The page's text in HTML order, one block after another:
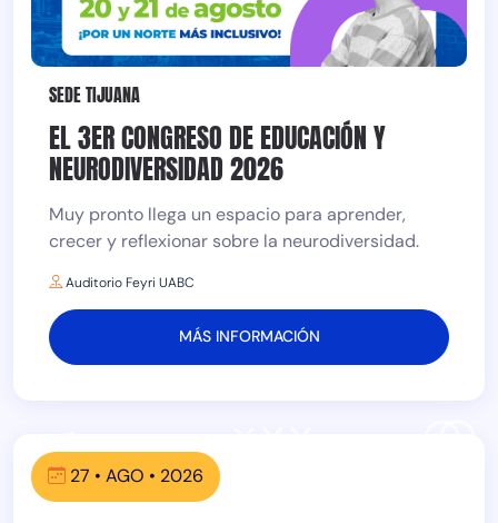
SEDE TIJUANA
EL 3ER CONGRESO DE EDUCACIÓN Y
NEURODIVERSIDAD 2026
Muy pronto llega un espacio para aprender,
crecer y reflexionar sobre la neurodiversidad.
Auditorio Feyri UABC
MÁS INFORMACIÓN
27 • AGO • 2026